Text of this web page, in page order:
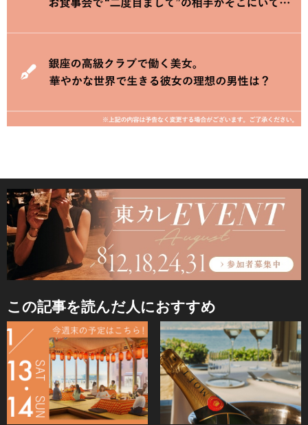
この記事を読んだ人におすすめ